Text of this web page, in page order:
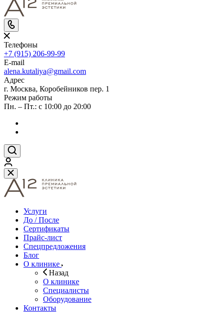
Телефоны
+7 (915) 206-99-99
E-mail
alena.kutaliya@gmail.com
Адрес
г. Москва, Коробейников пер. 1
Режим работы
Пн. – Пт.: с 10:00 до 20:00
Услуги
До / После
Сертификаты
Прайс-лист
Спецпредложения
Блог
О клинике
Назад
О клинике
Специалисты
Оборудование
Контакты